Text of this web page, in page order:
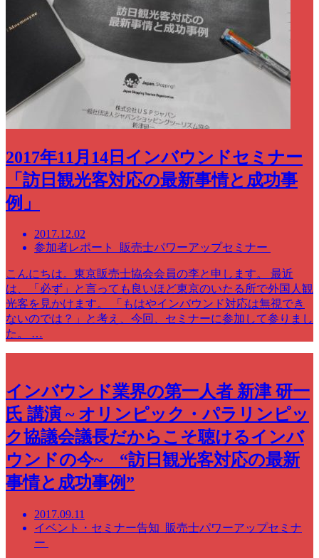
2017年11月14日インバウンドセミナー
「訪日観光客対応の最新事情と成功事
例」
2017.12.02
参加者レポート 販売士パワーアップセミナー
こんにちは。東京販売士協会会員の李と申します。 最近
は、「必ず」と言っても良いほど東京のいたる所で外国人観
光客を見かけます。 「もはやインバウンド対応は無視でき
ないのでは？」と考え、今回、セミナーに参加して参りまし
た。 …
インバウンド業界の第一人者 新津 研一
氏 講演 ~ オリンピック・パラリンピッ
ク協議会議長だからこそ聴けるインバ
ウンドの今~ “訪日観光客対応の最新
事情と成功事例”
2017.09.11
イベント・セミナー告知 販売士パワーアップセミナ
ー